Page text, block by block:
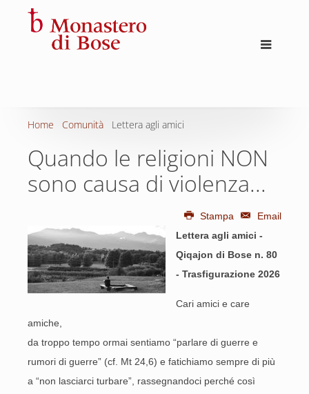
Home Comunità Lettera agli amici
Quando le religioni NON
sono causa di violenza...
Stampa
Email
Lettera agli amici -
Qiqajon di Bose n. 80
- Trasfigurazione 2026
Cari amici e care
amiche,
da troppo tempo ormai sentiamo “parlare di guerre e
rumori di guerre” (cf. Mt 24,6) e fatichiamo sempre di più
a “non lasciarci turbare”, rassegnandoci perché così